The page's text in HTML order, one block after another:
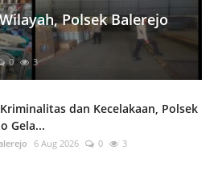
Polsek Balerejo
0 3
dan Kecelakaan, Polsek
Gela...
6 Aug 2026 0 3